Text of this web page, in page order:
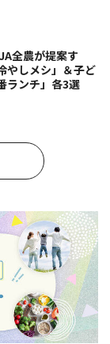
全農が提案す
やしメシ」＆子ど
ランチ」各3選